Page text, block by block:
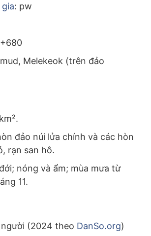
: pw
Melekeok (trên đảo
đảo núi lửa chính và các hòn
rạn san hô.
nóng và ẩm; mùa mưa từ
11.
người (2024 theo DanSo.org)